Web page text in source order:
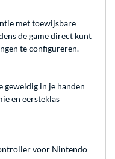
met toewijsbare
de game direct kunt
te configureren.
geweldig in je handen
en eersteklas
voor Nintendo